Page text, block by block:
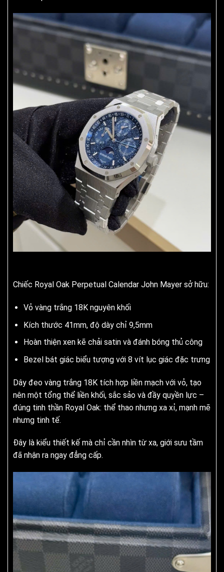
Chiếc Royal Oak Perpetual Calendar John Mayer sở hữu:
Vỏ vàng trắng 18K nguyên khối
Kích thước 41mm, độ dày chỉ 9,5mm
Hoàn thiện xen kẽ chải satin và đánh bóng thủ công
Bezel bát giác biểu tượng với 8 vít lục giác đặc trưng
Dây đeo vàng trắng 18K tích hợp liền mạch với vỏ, tạo
nên một tổng thể liền khối, sắc sảo và đầy quyền lực –
đúng tinh thần Royal Oak: thể thao nhưng xa xỉ, mạnh mẽ
nhưng tinh tế.
Đây là kiểu thiết kế mà chỉ cần nhìn từ xa, giới sưu tầm
đã nhận ra ngay đẳng cấp.